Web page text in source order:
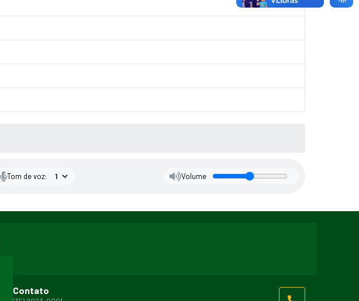
Tom de voz: Volume
Contato